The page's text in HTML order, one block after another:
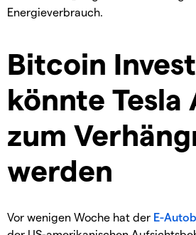
Energieverbrauch.
Bitcoin
könnte Tesla
zum
werden
Vor wenigen Woche hat der E-